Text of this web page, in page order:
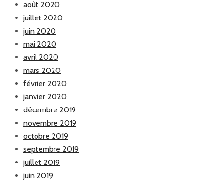
août 2020
juillet 2020
juin 2020
mai 2020
avril 2020
mars 2020
février 2020
janvier 2020
décembre 2019
novembre 2019
octobre 2019
septembre 2019
juillet 2019
juin 2019